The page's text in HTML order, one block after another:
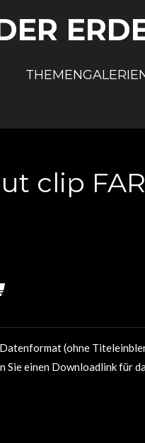
clip
(ohne
Sie einen Downloadlink für